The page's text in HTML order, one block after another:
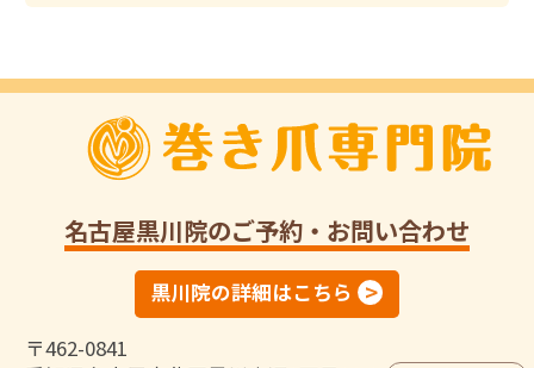
名古屋黒川院のご予約・お問い合わせ
黒川院の詳細はこちら
〒462-0841